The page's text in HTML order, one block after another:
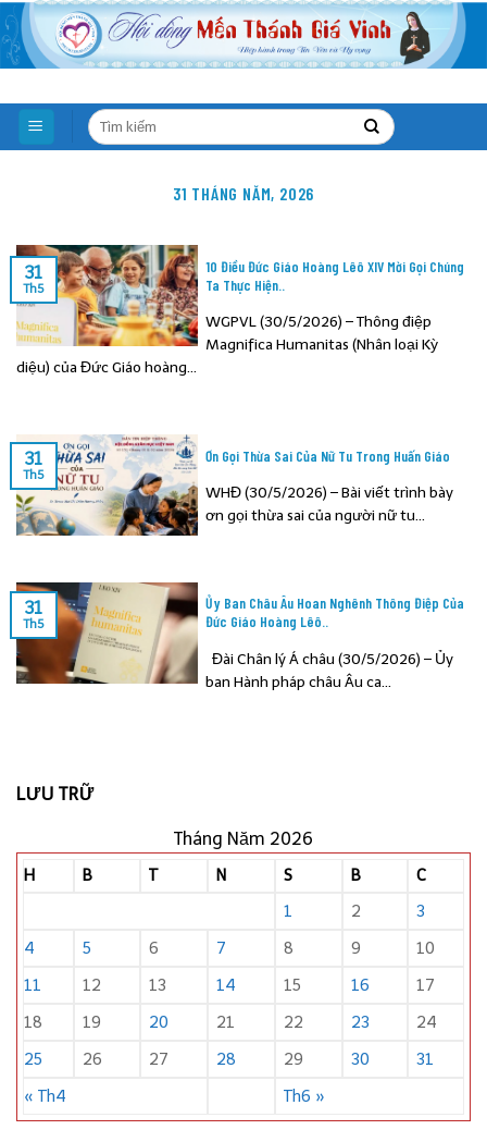
Skip
to
content
31 THÁNG NĂM, 2026
10 Điều Đức Giáo Hoàng Lêô XIV Mời Gọi Chúng
Ta Thực Hiện..
WGPVL (30/5/2026) – Thông điệp
Magnifica Humanitas (Nhân loại Kỳ
diệu) của Đức Giáo hoàng...
31
Th5
Ơn Gọi Thừa Sai Của Nữ Tu Trong Huấn Giáo
WHĐ (30/5/2026) – Bài viết trình bày
ơn gọi thừa sai của người nữ tu...
31
Th5
Ủy Ban Châu Âu Hoan Nghênh Thông Điệp Của
Đức Giáo Hoàng Lêô..
Đài Chân lý Á châu (30/5/2026) – Ủy
ban Hành pháp châu Âu ca...
31
Th5
LƯU TRỮ
Tháng Năm 2026
H B T N S B C
« Th4 Th6 »
1 2
3
4
5 6 7 8 9
10
11
12 13 14 15 16
17
18
19 20 21 22 23
24
25
26 27 28 29 30 31